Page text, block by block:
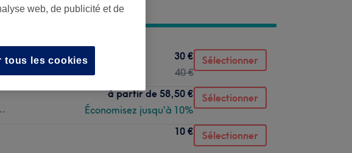
simple
30 €
40 €
Sélectionner
à partir de 58,50 €
Économisez jusqu'à 10%
Sélectionner
10 € Sélectionner
web, de publicité et de
tous les cookies